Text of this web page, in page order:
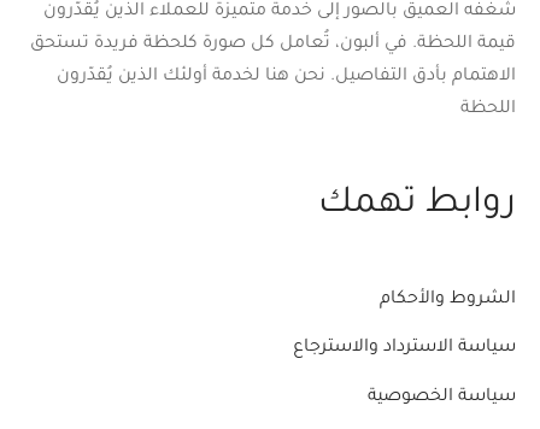
شغفه العميق بالصور إلى خدمة متميزة للعملاء الذين يُقدّرون
قيمة اللحظة. في ألبون، تُعامل كل صورة كلحظة فريدة تستحق
الاهتمام بأدق التفاصيل. نحن هنا لخدمة أولئك الذين يُقدّرون
اللحظة
روابط تهمك
الشروط والأحكام
سياسة الاسترداد والاسترجاع
سياسة الخصوصية